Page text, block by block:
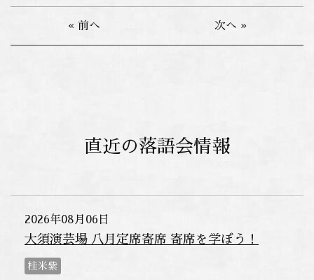
« 前へ 次へ »
直近の落語会情報
2026年08月06日
大須演芸場 八月定席寄席 寄席を学ぼう！
桂米紫